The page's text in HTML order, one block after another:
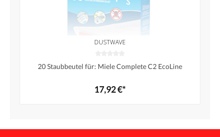
DUSTWAVE
20 Staubbeutel für: Miele Complete C2 EcoLine
17,92 €*